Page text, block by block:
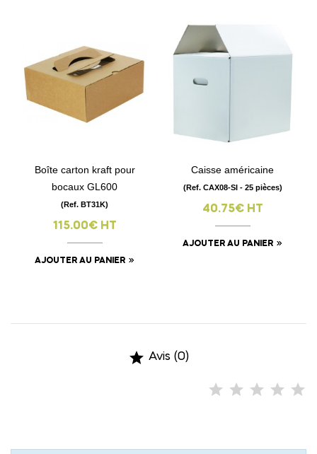
Boîte carton kraft pour
bocaux GL600
(Ref. BT31K)
115.00€ HT
AJOUTER AU PANIER
Caisse américaine
(Ref. CAX08-SI - 25 pièces)
40.75€ HT
AJOUTER AU PANIER
 Avis (0)